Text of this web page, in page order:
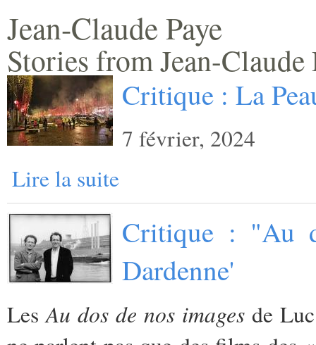
Jean-Claude Paye
Stories from Jean-Claude
Critique : La
7 février, 2024
Lire la suite
Critique : "Au
Dardenne'
LesAu dos de nos images de